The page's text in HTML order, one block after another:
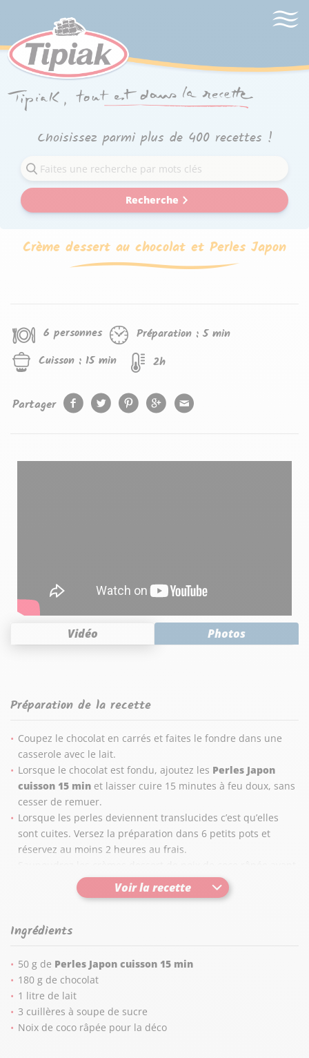
Choisissez parmi plus de 400 recettes !
Recherche
Crème dessert au chocolat et Perles Japon
6 personnes Préparation : 5 min
Cuisson : 15 min 2h
Partager
Vidéo Photos
Préparation de la recette
Coupez le chocolat en carrés et faites le fondre dans une
casserole avec le lait.
Lorsque le chocolat est fondu, ajoutez les Perles Japon
cuisson 15 min et laisser cuire 15 minutes à feu doux, sans
cesser de remuer.
Lorsque les perles deviennent translucides c’est qu’elles
sont cuites. Versez la préparation dans 6 petits pots et
réservez au moins 2 heures au frais.
Voir la recette
Ingrédients
50 g de Perles Japon cuisson 15 min
180 g de chocolat
1 litre de lait
3 cuillères à soupe de sucre
Noix de coco râpée pour la déco